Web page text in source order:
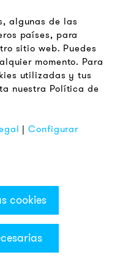
Filter
algunas de las
países, para
sitio web. Puedes
momento. Para
utilizadas y tus
nuestra Política de
|Configurar
cookies